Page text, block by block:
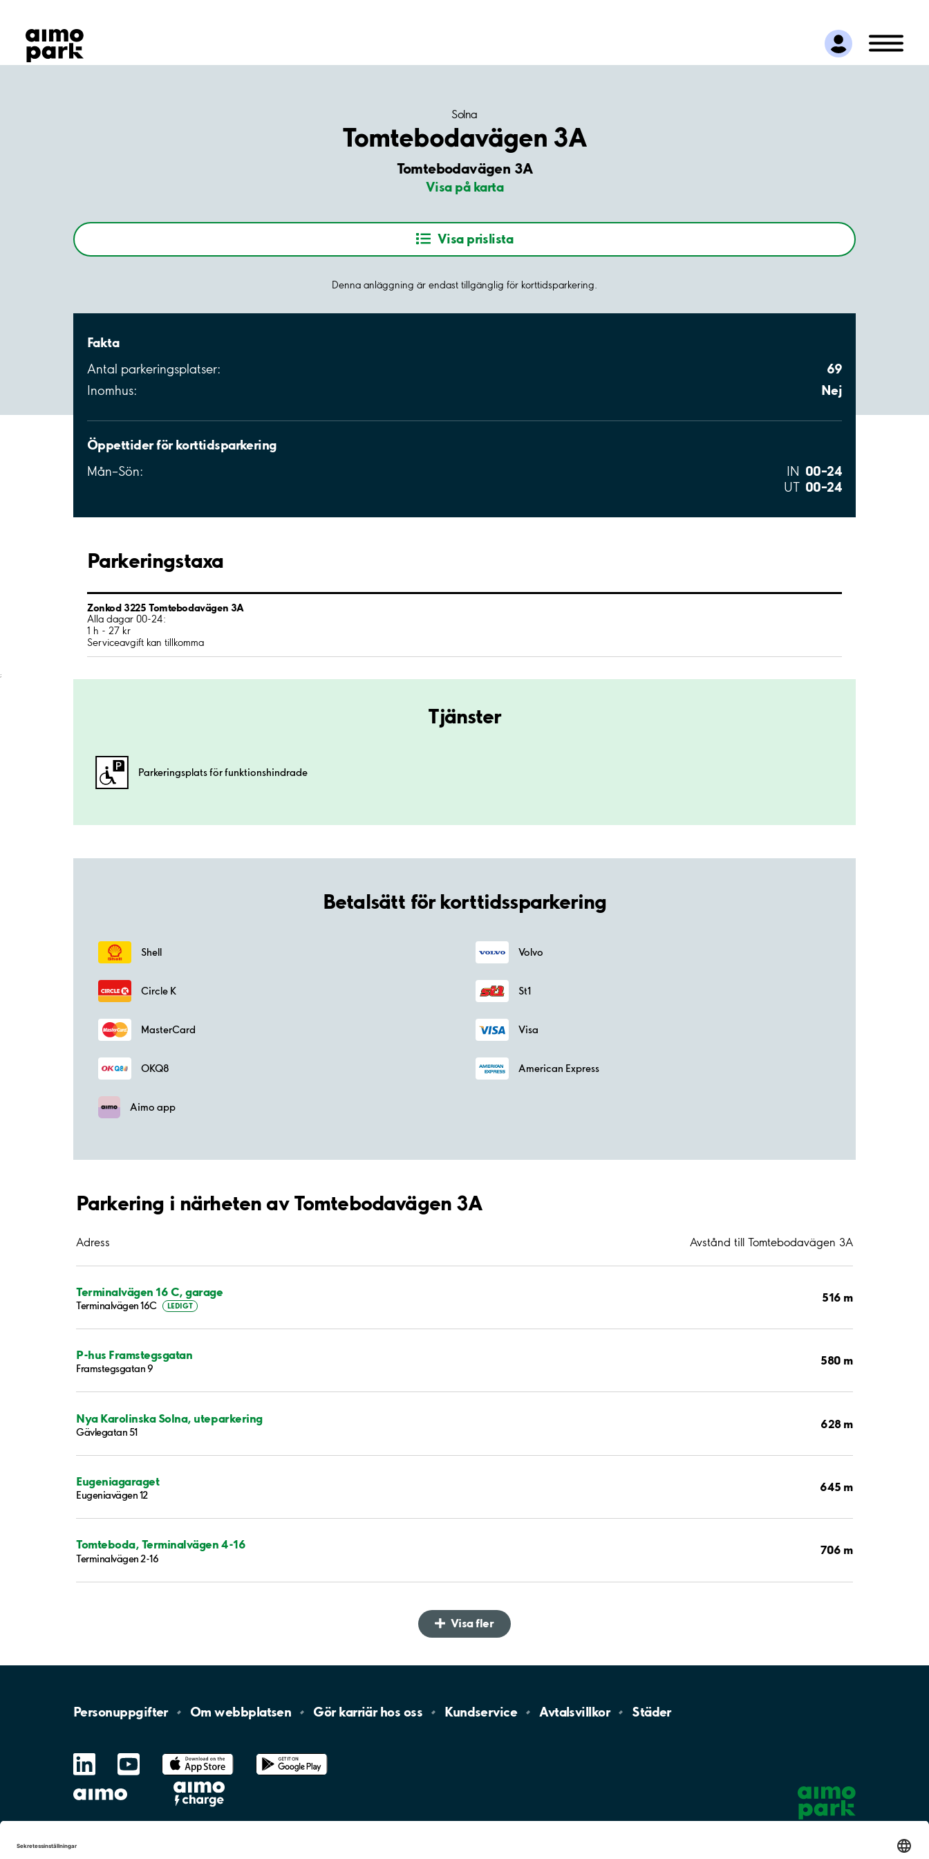
Hitta parkering
Samarbete
Kundservice
Solna
Tomtebodavägen 3A
Tomtebodavägen 3A
Visa på karta
Visa prislista
Denna anläggning är endast tillgänglig för korttidsparkering.
Fakta
Antal parkeringsplatser: 69
Inomhus: Nej
Öppettider för korttidsparkering
Mån–Sön: IN 00–24
UT 00–24
Parkeringstaxa
Zonkod 3225 Tomtebodavägen 3A
Alla dagar 00-24:
1 h - 27 kr
Serviceavgift kan tillkomma
;
Tjänster
Parkeringsplats för funktionshindrade
Betalsätt för korttidssparkering
Shell Volvo
Circle K St1
MasterCard Visa
OKQ8 American Express
Aimo app
Parkering i närheten av Tomtebodavägen 3A
Adress Avstånd till Tomtebodavägen 3A
Terminalvägen 16 C, garage
Terminalvägen 16C LEDIGT
516 m
P-hus Framstegsgatan
Framstegsgatan 9
580 m
Nya Karolinska Solna, uteparkering
Gävlegatan 51
628 m
Eugeniagaraget
Eugeniavägen 12
645 m
Tomteboda, Terminalvägen 4-16
Terminalvägen 2-16
706 m
Visa fler
Personuppgifter Omwebbplatsen Gör karriär hos oss Kundservice Avtalsvillkor Städer